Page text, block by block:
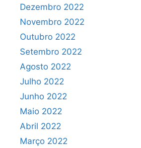
Dezembro 2022
Novembro 2022
Outubro 2022
Setembro 2022
Agosto 2022
Julho 2022
Junho 2022
Maio 2022
Abril 2022
Março 2022